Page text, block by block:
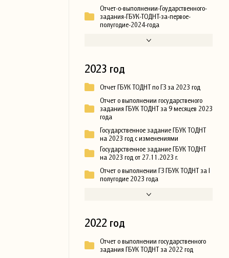
Отчет-о-выполнении-Гоударственного-
задания-ГБУК-ТОДНТ-за-первое-
полугодие-2024-года
2023 год
Отчет ГБУК ТОДНТ по ГЗ за 2023 год
Отчет о выполнении государственого
задания ГБУК ТОДНТ за 9 месяцев 2023
года
Государственное задание ГБУК ТОДНТ
на 2023 год с изменениями
Государственное задание ГБУК ТОДНТ
на 2023 год от 27.11.2023 г.
Отчет о выполнении ГЗ ГБУК ТОДНТ за I
полугодие 2023 года
2022 год
Отчет о выполнении государственного
задания ГБУК ТОДНТ за 2022 год